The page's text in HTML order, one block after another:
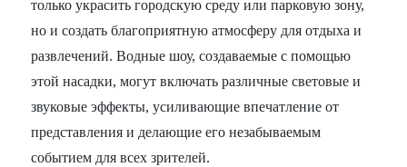
только украсить городскую среду или парковую зону,
но и создать благоприятную атмосферу для отдыха и
развлечений. Водные шоу, создаваемые с помощью
этой насадки, могут включать различные световые и
звуковые эффекты, усиливающие впечатление от
представления и делающие его незабываемым
событием для всех зрителей.